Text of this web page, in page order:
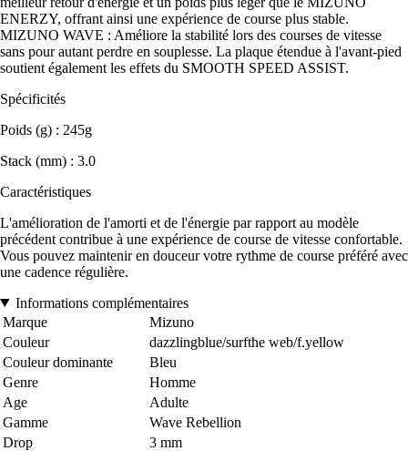
ENERZY, offrant ainsi une expérience de course plus stable.
MIZUNO WAVE : Améliore la stabilité lors des courses de vitesse
sans pour autant perdre en souplesse. La plaque étendue à l'avant-pied
soutient également les effets du SMOOTH SPEED ASSIST.
Spécificités
Poids (g) : 245g
Stack (mm) : 3.0
Caractéristiques
L'amélioration de l'amorti et de l'énergie par rapport au modèle
précédent contribue à une expérience de course de vitesse confortable.
Vous pouvez maintenir en douceur votre rythme de course préféré avec
une cadence régulière.
Informations complémentaires
Marque
Mizuno
Couleur
dazzlingblue/surfthe web/f.yellow
Couleur dominante
Bleu
Genre
Homme
Age
Adulte
Gamme
Wave Rebellion
Drop
3 mm